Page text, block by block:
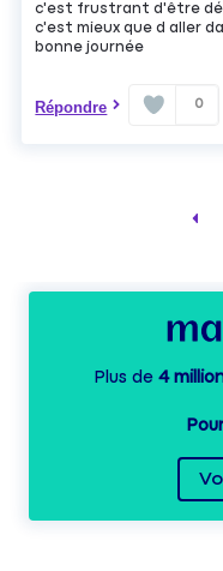
c'est frustrant d'être
c'est mieux que d aller
bonne journée
Répondre 0
Plus de 4